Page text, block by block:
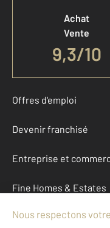
Achat
Vente
9,3/10
Offres d'emploi
Devenir franchisé
Entreprise et
Fine Homes & Estates
À propos